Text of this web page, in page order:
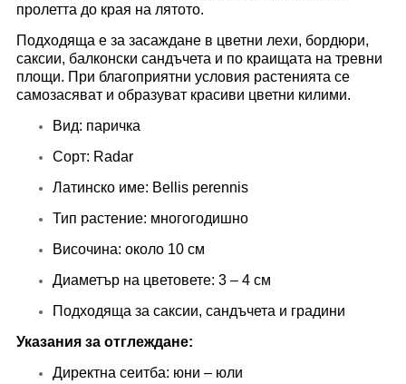
пролетта до края на лятото.
Подходяща е за засаждане в цветни лехи, бордюри,
саксии, балконски сандъчета и по краищата на тревни
площи. При благоприятни условия растенията се
самозасяват и образуват красиви цветни килими.
Вид: паричка
Сорт: Radar
Латинско име: Bellis perennis
Тип растение: многогодишно
Височина: около 10 см
Диаметър на цветовете: 3 – 4 см
Подходяща за саксии, сандъчета и градини
Указания за отглеждане:
Директна сеитба: юни – юли